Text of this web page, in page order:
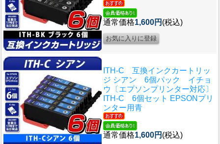
通常価格1,600円 (税込)
ITH-C 互換インクカートリッ
ジ シアン 6個パック イチョ
ウ〔エプソンプリンター対応〕
ITH-C 6個セット EPSONプリ
ンター用青
通常価格1,600円 (税込)